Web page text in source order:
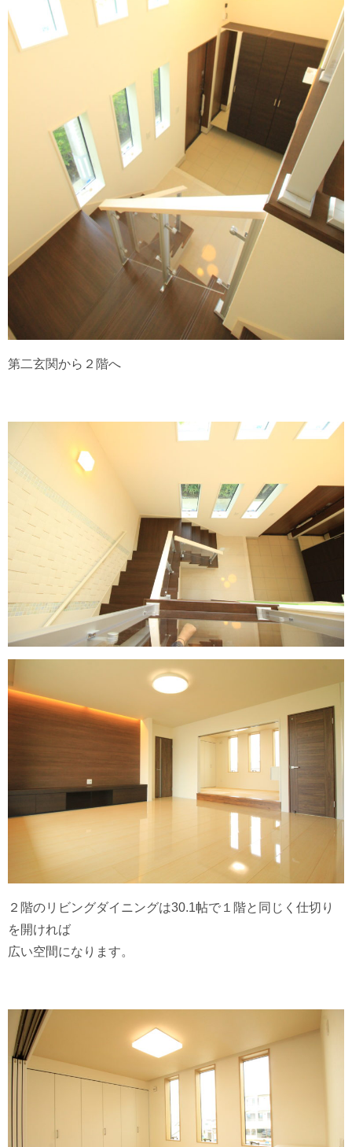
第二玄関から２階へ
２階のリビングダイニングは30.1帖で１階と同じく仕切り
を開ければ
広い空間になります。